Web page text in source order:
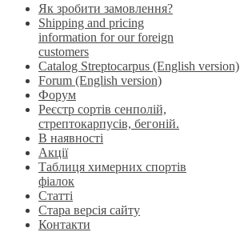
Як зробити замовлення?
Shipping and pricing
information for our foreign
customers
Catalog Streptocarpus (English version)
Forum (English version)
Форум
Реєстр сортів сенполій,
стрептокарпусів, бегоній.
В наявності
Акції
Таблиця химерних спортів
фіалок
Статті
Стара версія сайту
Контакти